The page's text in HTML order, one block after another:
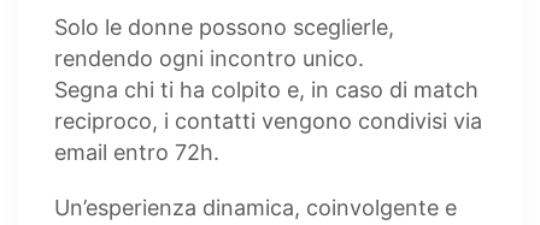
Solo le donne possono sceglierle,
rendendo ogni incontro unico.
Segna chi ti ha colpito e, in caso di match
reciproco, i contatti vengono condivisi via
email entro 72h.
Un’esperienza dinamica, coinvolgente e